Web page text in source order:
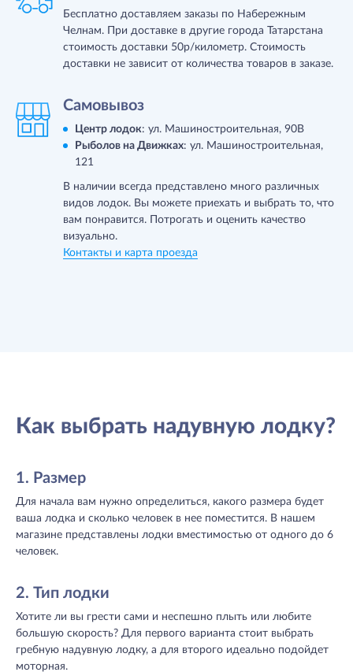
Бесплатно доставляем заказы по Набережным
Челнам. При доставке в другие города Татарстана
стоимость доставки 50р/километр. Стоимость
доставки не зависит от количества товаров в заказе.
Самовывоз
Центр лодок: ул. Машиностроительная, 90B
Рыболов на Движках: ул. Машиностроительная,
121
В наличии всегда представлено много различных
видов лодок. Вы можете приехать и выбрать то, что
вам понравится. Потрогать и оценить качество
визуально.
Контакты и карта проезда
Как выбрать надувную лодку?
1. Размер
Для начала вам нужно определиться, какого размера будет
ваша лодка и сколько человек в нее поместится. В нашем
магазине представлены лодки вместимостью от одного до 6
человек.
2. Тип лодки
Хотите ли вы грести сами и неспешно плыть или любите
большую скорость? Для первого варианта стоит выбрать
гребную надувную лодку, а для второго идеально подойдет
моторная.